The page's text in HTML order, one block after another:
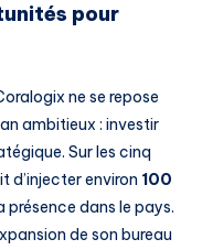
pour
ne se repose
ambitieux : investir
Sur les cinq
d’injecter environ 100
présence dans le pays.
de son bureau